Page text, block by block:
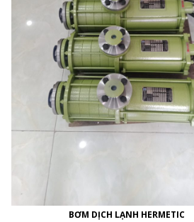
BƠM DỊCH LẠNH HERMETIC